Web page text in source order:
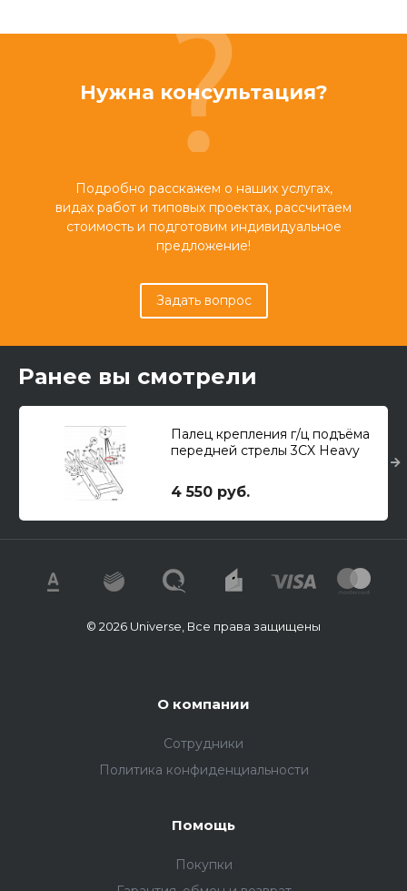
Нужна консультация?
Подробно расскажем о наших услугах,
видах работ и типовых проектах, рассчитаем
стоимость и подготовим индивидуальное
предложение!
Задать вопрос
Ранее вы смотрели
Палец крепления г/ц подъёма
передней стрелы 3CX Heavy
4 550 руб.
© 2026 Universe, Все права защищены
О компании
Сотрудники
Политика конфиденциальности
Помощь
Покупки